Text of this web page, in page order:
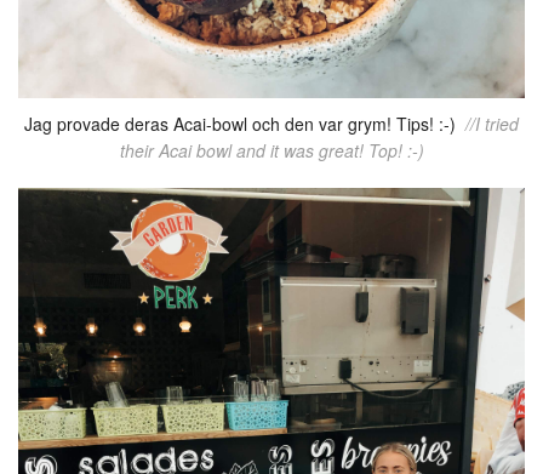
Jag provade deras Acai-bowl och den var grym! Tips! :-) //I tried
their Acai bowl and it was great! Top! :-)